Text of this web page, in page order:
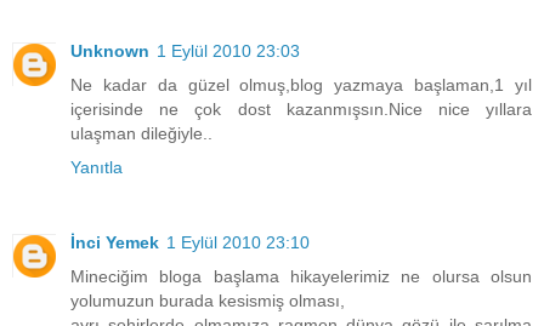
Unknown 1 Eylül 2010 23:03
Ne kadar da güzel olmuş,blog yazmaya başlaman,1 yıl
içerisinde ne çok dost kazanmışsın.Nice nice yıllara
ulaşman dileğiyle..
Yanıtla
İnci Yemek 1 Eylül 2010 23:10
Mineciğim bloga başlama hikayelerimiz ne olursa olsun
yolumuzun burada kesismiş olması,